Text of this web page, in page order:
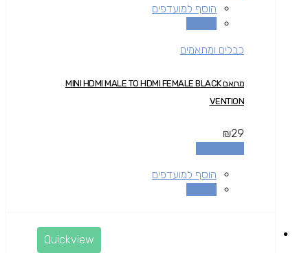
הוסף למועדפים
כבלים ומתאמים
מתאם MINI HDMI MALE TO HDMI FEMALE BLACK
VENTION
₪29
הוסף למועדפים
Quickview